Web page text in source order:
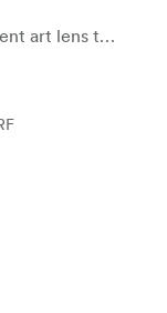
The Velvet 56 for Canon RF is an excellent art lens that adds mood to any scene with tack-sharp detail layered underneath edge-to-edge velvety glow effect. Perfect for macro and nature photographers. The lens gives beautiful softness, yet dimension at the same time. It is truly magical.